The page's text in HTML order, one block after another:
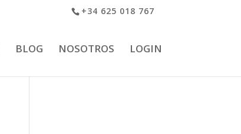
+34 625 018 767
BLOG NOSOTROS LOGIN